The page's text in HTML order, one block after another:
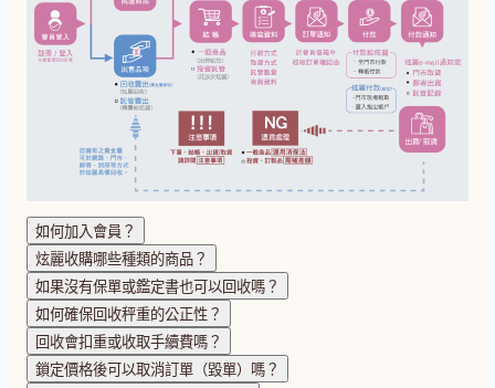
如何加入會員？
炫麗收購哪些種類的商品？
如果沒有保單或鑑定書也可以回收嗎？
如何確保回收秤重的公正性？
回收會扣重或收取手續費嗎？
鎖定價格後可以取消訂單（毀單）嗎？